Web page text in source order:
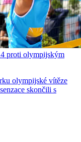
proti olympijským
olympijské vítěze
skončili s